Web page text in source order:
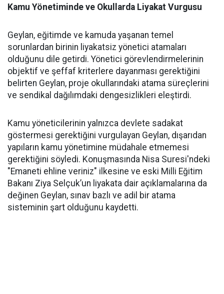
Kamu Yönetiminde ve Okullarda Liyakat Vurgusu
Geylan, eğitimde ve kamuda yaşanan temel
sorunlardan birinin liyakatsiz yönetici atamaları
olduğunu dile getirdi. Yönetici görevlendirmelerinin
objektif ve şeffaf kriterlere dayanması gerektiğini
belirten Geylan, proje okullarındaki atama süreçlerini
ve sendikal dağılımdaki dengesizlikleri eleştirdi.
Kamu yöneticilerinin yalnızca devlete sadakat
göstermesi gerektiğini vurgulayan Geylan, dışarıdan
yapıların kamu yönetimine müdahale etmemesi
gerektiğini söyledi. Konuşmasında Nisa Suresi'ndeki
"Emaneti ehline veriniz" ilkesine ve eski Milli Eğitim
Bakanı Ziya Selçuk’un liyakata dair açıklamalarına da
değinen Geylan, sınav bazlı ve adil bir atama
sisteminin şart olduğunu kaydetti.